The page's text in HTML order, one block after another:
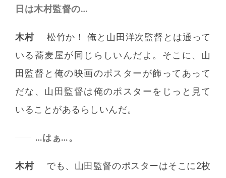
日は木村監督の…
木村
松竹か！ 俺と山田洋次監督とは通って
いる蕎麦屋が同じらしいんだよ。そこに、山
田監督と俺の映画のポスターが飾ってあって
だな、山田監督は俺のポスターをじっと見て
いることがあるらしいんだ。
…はぁ…。
木村
でも、山田監督のポスターはそこに2枚